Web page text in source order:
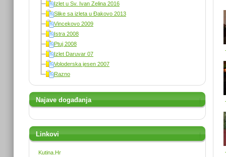
Izlet u Sv. Ivan Zelina 2016
Slike sa izleta u Đakovo 2013
Vincekovo 2009
Istra 2008
Ptuj 2008
Izlet Daruvar 07
Voloderska jesen 2007
Razno
Najave događanja
Linkovi
Kutina.Hr